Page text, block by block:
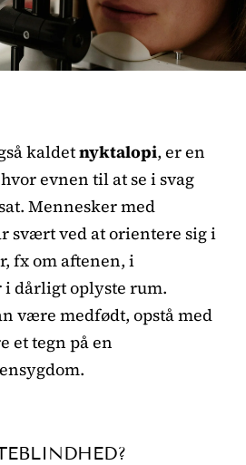
kaldetnyktalopi, er en
evnen til at se i svag
Mennesker med
svært ved at orientere sig i
fx om aftenen, i
dårligt oplyste rum.
være medfødt, opstå med
et tegn på en